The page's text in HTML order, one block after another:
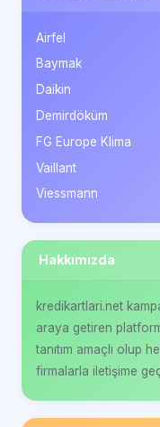
Airfel
Baymak
Daikin
Demirdöküm
FG Europe Klima
Vaillant
Viessmann
Hakkımızda
kredikartlari.net
araya getiren
tanıtım amaçlı olup
firmalarla iletişime